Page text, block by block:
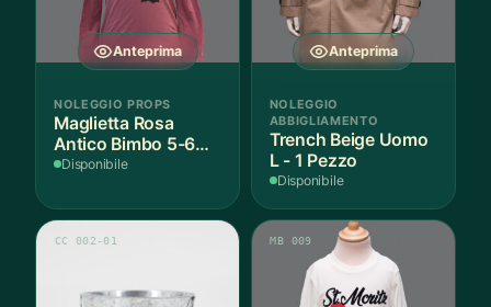
Anteprima
NOLEGGIO PROPS
Maglietta Rosa
Antico Bimbo 5-6
Anni Cotone - 1
Disponibile
Anteprima
NOLEGGIO
ABBIGLIAMENTO
Trench Beige Uomo
L - 1 Pezzo
Disponibile
CC 002-01 MB 009